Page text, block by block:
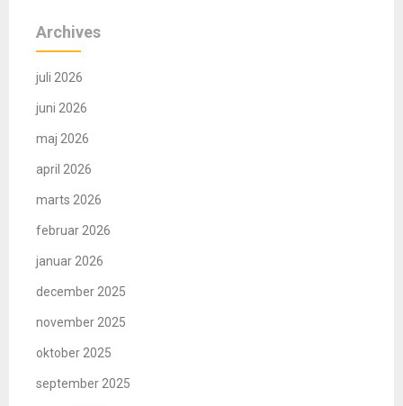
Archives
juli 2026
juni 2026
maj 2026
april 2026
marts 2026
februar 2026
januar 2026
december 2025
november 2025
oktober 2025
september 2025